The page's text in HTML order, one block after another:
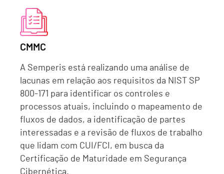
CMMC
A Semperis está realizando uma análise de
lacunas em relação aos requisitos da NIST SP
800-171 para identificar os controles e
processos atuais, incluindo o mapeamento de
fluxos de dados, a identificação de partes
interessadas e a revisão de fluxos de trabalho
que lidam com CUI/FCI, em busca da
Certificação de Maturidade em Segurança
Cibernética.